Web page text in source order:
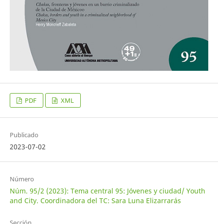
PDF XML
Publicado
2023-07-02
Número
Núm. 95/2 (2023): Tema central 95: Jóvenes y ciudad/ Youth
and City. Coordinadora del TC: Sara Luna Elizarrarás